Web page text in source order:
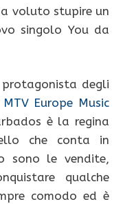
voluto stupire un
singolo You da
degli
Europe Music
è la regina
che conta in
sono le vendite,
qualche
comodo ed è